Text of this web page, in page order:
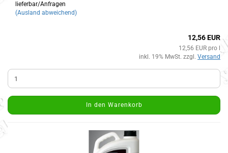
lieferbar/Anfragen
(Ausland abweichend)
12,56 EUR
12,56 EUR pro l
inkl. 19% MwSt. zzgl. Versand
In den Warenkorb